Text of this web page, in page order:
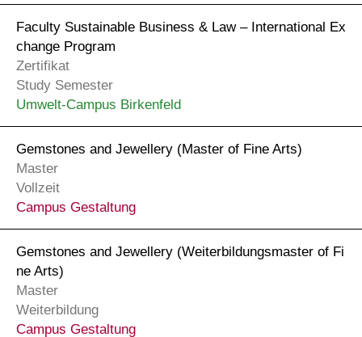
Faculty Sustainable Business & Law – International Ex
change Program
Zertifikat
Study Semester
Umwelt-Campus Birkenfeld
Gemstones and Jewellery (Master of Fine Arts)
Master
Vollzeit
Campus Gestaltung
Gemstones and Jewellery (Weiter­bildungs­master of Fi
ne Arts)
Master
Weiterbildung
Campus Gestaltung